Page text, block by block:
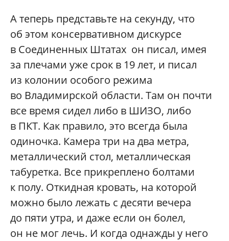
А теперь представьте на секунду, что
об этом консервативном дискурсе
в Соединенных Штатах он писал, имея
за плечами уже срок в 19 лет, и писал
из колонии особого режима
во Владимирской области. Там он почти
все время сидел либо в ШИЗО, либо
в ПКТ. Как правило, это всегда была
одиночка. Камера три на два метра,
металлический стол, металлическая
табуретка. Все прикреплено болтами
к полу. Откидная кровать, на которой
можно было лежать с десяти вечера
до пяти утра, и даже если он болел,
он не мог лечь. И когда однажды у него